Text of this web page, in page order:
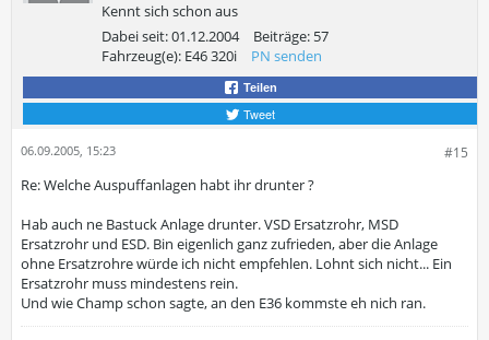
Kennt sich schon aus
Dabei seit:01.12.2004 Beiträge: 57
Fahrzeug(e): E46 320i PN senden
Teilen
Tweet
#15
06.09.2005, 15:23
Re: Welche Auspuffanlagen habt ihr drunter ?
Hab auch ne Bastuck Anlage drunter. VSD Ersatzrohr, MSD
Ersatzrohr und ESD. Bin eigenlich ganz zufrieden, aber die Anlage
ohne Ersatzrohre würde ich nicht empfehlen. Lohnt sich nicht... Ein
Ersatzrohr muss mindestens rein.
Und wie Champ schon sagte, an den E36 kommste eh nich ran.